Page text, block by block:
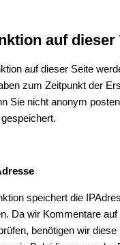
auf dieser
auf dieser Seite
zum Zeitpunkt der
Sie nicht anonym
speichert die
Da wir Kommentare
benötigen wir